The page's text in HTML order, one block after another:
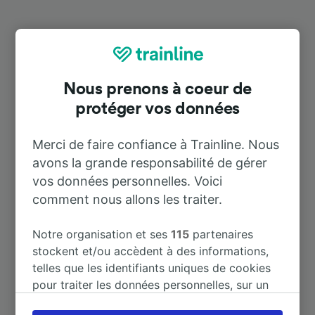
Spremberg
À Berlin Hbf 2 h 6 m
À Dresden Hbf
À Bautzen 1 h 33 m
À Berlin 1 h 45 m
Nous prenons à coeur de
protéger vos données
Merci de faire confiance à Trainline. Nous
avons la grande responsabilité de gérer
vos données personnelles. Voici
comment nous allons les traiter.
Notre organisation et ses115 partenaires
stockent et/ou accèdent à des informations,
telles que les identifiants uniques de cookies
pour traiter les données personnelles, sur un